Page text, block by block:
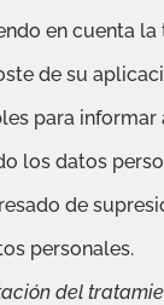
en cuenta
de su
para informar
los datos
de
personales.
del